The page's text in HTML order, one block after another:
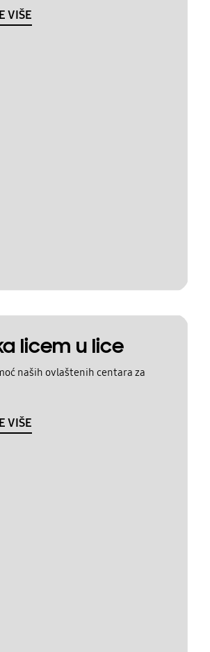
VIŠE
licem u lice
naših ovlaštenih centara za
VIŠE